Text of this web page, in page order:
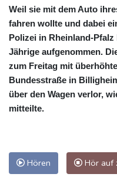
Weil sie mit dem Auto
fahren wollte und dabei
Polizei in Rheinland-
Jährige aufgenommen.
zum Freitag mit
Bundesstraße in
über den Wagen verlor,
mitteilte.
Hören Hör auf